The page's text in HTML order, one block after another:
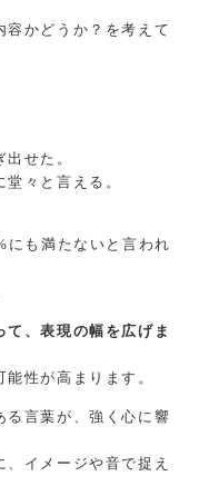
容かどうか？を考えて
せた。
々と言える。
にも満たないと言われ
、表現の幅を広げま
性が高まります。
る言葉が、強く心に響
イメージや音で捉え